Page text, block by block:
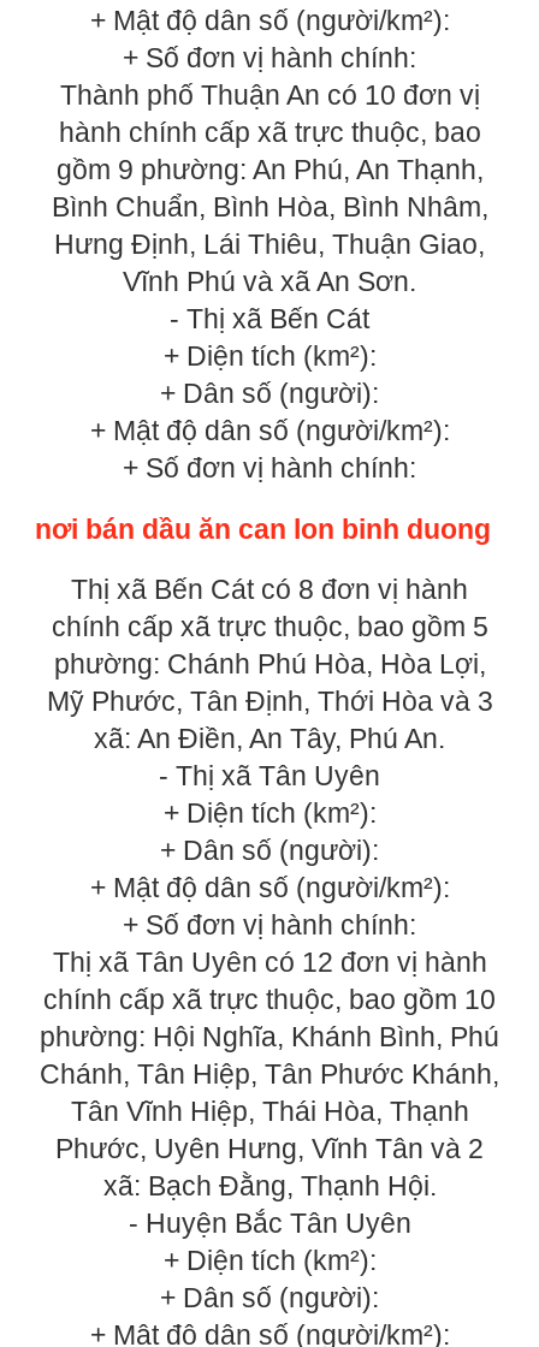
+ Mật độ dân số (người/km²):
+ Số đơn vị hành chính:
Thành phố Thuận An có 10 đơn vị
hành chính cấp xã trực thuộc, bao
gồm 9 phường: An Phú, An Thạnh,
Bình Chuẩn, Bình Hòa, Bình Nhâm,
Hưng Định, Lái Thiêu, Thuận Giao,
Vĩnh Phú và xã An Sơn.
- Thị xã Bến Cát
+ Diện tích (km²):
+ Dân số (người):
+ Mật độ dân số (người/km²):
+ Số đơn vị hành chính:
nơi bán dầu ăn can lon binh duong
Thị xã Bến Cát có 8 đơn vị hành
chính cấp xã trực thuộc, bao gồm 5
phường: Chánh Phú Hòa, Hòa Lợi,
Mỹ Phước, Tân Định, Thới Hòa và 3
xã: An Điền, An Tây, Phú An.
- Thị xã Tân Uyên
+ Diện tích (km²):
+ Dân số (người):
+ Mật độ dân số (người/km²):
+ Số đơn vị hành chính:
Thị xã Tân Uyên có 12 đơn vị hành
chính cấp xã trực thuộc, bao gồm 10
phường: Hội Nghĩa, Khánh Bình, Phú
Chánh, Tân Hiệp, Tân Phước Khánh,
Tân Vĩnh Hiệp, Thái Hòa, Thạnh
Phước, Uyên Hưng, Vĩnh Tân và 2
xã: Bạch Đằng, Thạnh Hội.
- Huyện Bắc Tân Uyên
+ Diện tích (km²):
+ Dân số (người):
+ Mật độ dân số (người/km²):